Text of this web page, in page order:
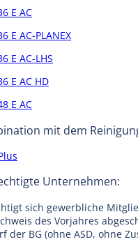
E AC
E AC-PLANEX
E AC-LHS
E AC HD
E AC
mit dem
Unternehmen:
sich gewerbliche
des Vorjahres
der BG (ohne ASD, ohne